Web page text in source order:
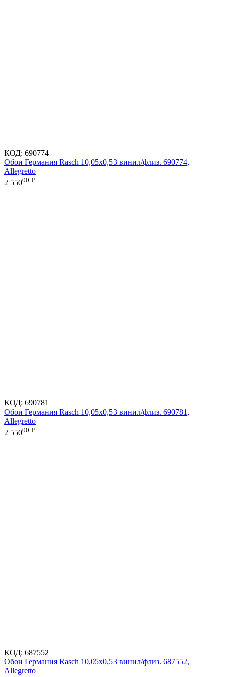
КОД: 690774
Обои Германия Rasch 10,05x0,53 винил/флиз. 690774,
Allegretto
2 55000 Р
КОД: 690781
Обои Германия Rasch 10,05x0,53 винил/флиз. 690781,
Allegretto
2 55000 Р
КОД: 687552
Обои Германия Rasch 10,05x0,53 винил/флиз. 687552,
Allegretto